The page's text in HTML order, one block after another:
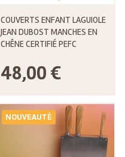
COUVERTS ENFANT LAGUIOLE
JEAN DUBOST MANCHES EN
CHÊNE CERTIFIÉ PEFC
48,00 €
NOUVEAUTÉ